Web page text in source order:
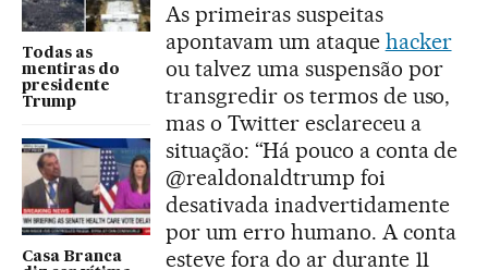
Todas as
mentiras do
presidente
Trump
Casa Branca
As primeiras suspeitas
apontavam um ataque hacker
ou talvez uma suspensão por
transgredir os termos de uso,
mas o Twitter esclareceu a
situação: “Há pouco a conta de
@realdonaldtrump foi
desativada inadvertidamente
por um erro humano. A conta
esteve fora do ar durante 11